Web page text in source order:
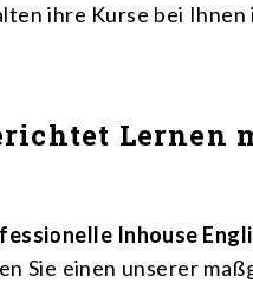
ihre Kurse bei Ihnen
Lernen
Inhouse
Sie einen unserer